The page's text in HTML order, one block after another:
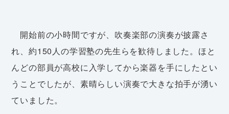
開始前の小時間ですが、吹奏楽部の演奏が披露さ
れ、約150人の学習塾の先生らを歓待しました。ほと
んどの部員が高校に入学してから楽器を手にしたとい
うことでしたが、素晴らしい演奏で大きな拍手が湧い
ていました。